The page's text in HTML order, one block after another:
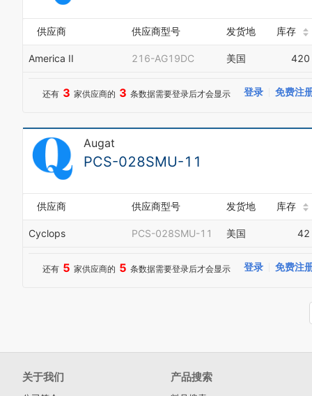
供应商 供应商型号 发货地 库存
America II 216-AG19DC 美国 420
还有 3 家供应商的 3 条数据需要登录后才会显示 登录 免费注
Augat
PCS-028SMU-11
供应商 供应商型号 发货地 库存
Cyclops PCS-028SMU-11 美国 42
还有 5 家供应商的 5 条数据需要登录后才会显示 登录 免费注
关于我们 产品搜索